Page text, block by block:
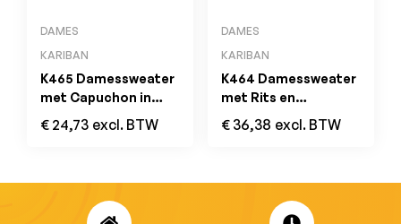
DAMES
KARIBAN
K465 Damessweater
met Capuchon in
Contrasterende
Kleur Navy / Red
€ 24,73 excl. BTW
DAMES
KARIBAN
K464 Damessweater
met Rits en
Capuchon Oxford
Grey
€ 36,38 excl. BTW